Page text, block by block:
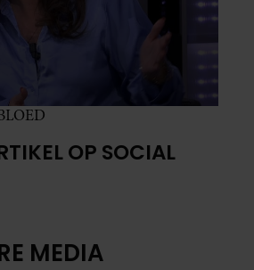
OP SOCIAL
MEDIA